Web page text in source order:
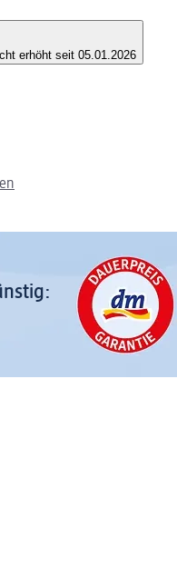
erhöht seit 05.01.2026